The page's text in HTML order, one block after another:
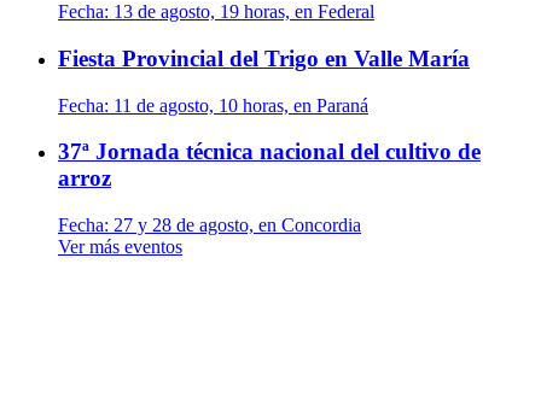
Fecha: 13 de agosto, 19 horas, en Federal
Fiesta Provincial del Trigo en Valle María
Fecha: 11 de agosto, 10 horas, en Paraná
37ª Jornada técnica nacional del cultivo de
arroz
Fecha: 27 y 28 de agosto, en Concordia
Ver más eventos